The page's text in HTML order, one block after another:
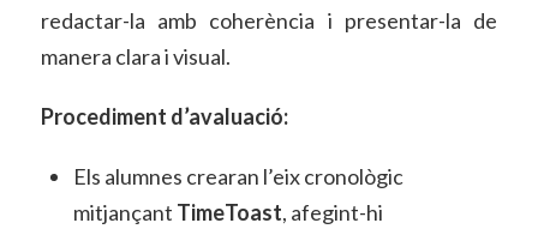
redactar-la amb coherència i presentar-la de
manera clara i visual.
Procediment d’avaluació:
Els alumnes crearan l’eix cronològic
mitjançant TimeToast, afegint-hi